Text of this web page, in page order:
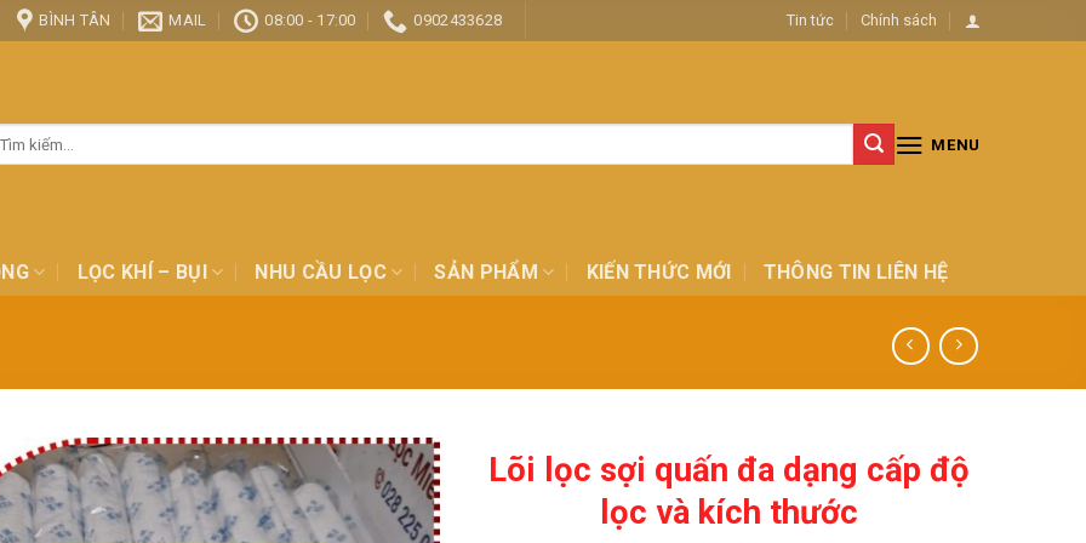
BÌNH TÂN MAIL 08:00 - 17:00 0902433628 Tin tức Chính sách
MENU
LỌC KHÍ – BỤI NHU CẦU LỌC SẢN PHẨM KIẾN THỨC MỚI THÔNG TIN LIÊN HỆ
Lõi lọc sợi quấn đa dạng cấp độ
lọc và kích thước